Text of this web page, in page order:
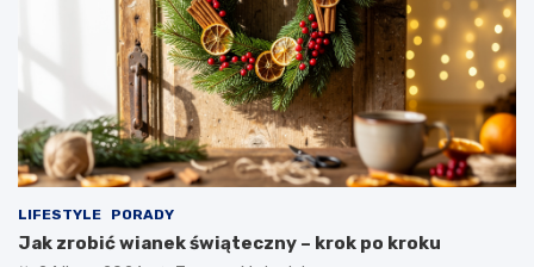
LIFESTYLE PORADY
Jak zrobić wianek świąteczny – krok po kroku